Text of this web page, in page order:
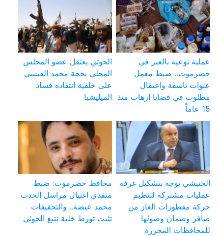
عملية نوعية بالعبر في
حضرموت.. ضبط معمل
عبوات ناسفة واعتقال
مطلوب في قضايا إرهاب منذ
15 عاماً
الحوثي يعتقل عضو المجلس
المحلي بحجة محمد القيسي
على خلفية انتقاده فساد
الميليشيا
الخنبشي يوجه بتشكيل غرفة
عمليات مشتركة لتنظيم
حركة مقطورات الغاز من
صافر وضمان وصولها
للمحافظات المحررة
محافظ حضرموت: ضبط
منفذي اغتيال مراسل الحدث
محمد عيضة.. والتحقيقات
تثبت تورط خلية تتبع الحوثي